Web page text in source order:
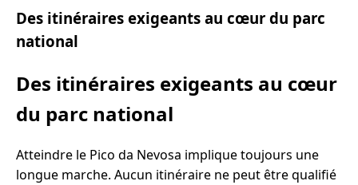
Des itinéraires exigeants au cœur du parc
national
Des itinéraires exigeants au cœur
du parc national
Atteindre le Pico da Nevosa implique toujours une
longue marche. Aucun itinéraire ne peut être qualifié